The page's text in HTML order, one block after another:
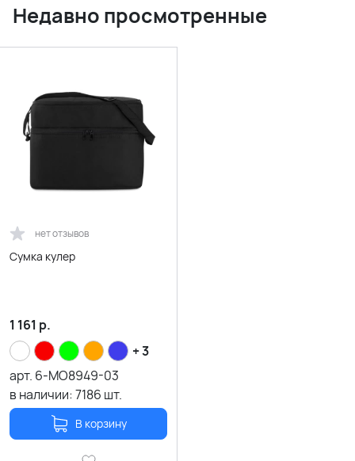
Недавно просмотренные
нет отзывов
Сумка кулер
1 161 р.
+ 3
арт. 6-MO8949-03
в наличии:7186 шт.
В корзину